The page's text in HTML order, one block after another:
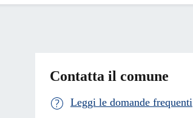
Contatta il comune
Leggi le domande frequenti